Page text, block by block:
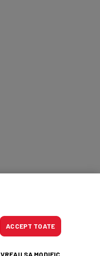
ACCEPT TOATE
VREAU SA MODIFIC